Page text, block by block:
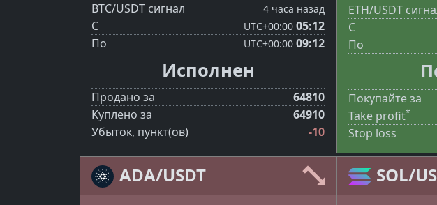
BTC/USDT сигнал 4 часа назад
С UTC+00:00 05:12
По
UTC+00:00 09:12
Исполнен
Продано за
64810
Куплено за
64910
Убыток, пункт(ов)
-10
ETH/USDT
С
По
Покупайте за
Take profit*
Stop loss
ADA/USDT SOL/